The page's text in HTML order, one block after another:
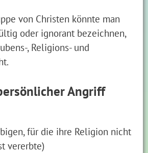
von Christen könnte man
oder ignorant bezeichnen,
, Religions- und
Angriff
für die ihre Religion nicht
vererbte)